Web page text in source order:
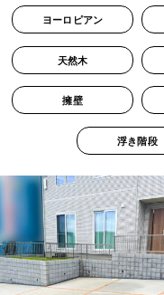
ヨーロピアン
天然木
擁壁
浮き階段